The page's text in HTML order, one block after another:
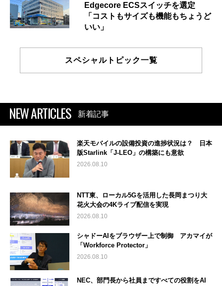
Edgecore ECSスイッチを選定
「コストもサイズも機能もちょうど
いい」
スペシャルトピック一覧
NEW ARTICLES 新着記事
楽天モバイルの設備投資の進捗状況は？ 日本
版Starlink「J-LEO」の構築にも意欲
2026.08.10
NTT東、ローカル5Gを活用した長岡まつり大
花火大会の4Kライブ配信を実現
2026.08.10
シャドーAIをブラウザー上で制御 アカマイが
「Workforce Protector」
2026.08.10
NEC、部門長から社員まですべての役割をAI